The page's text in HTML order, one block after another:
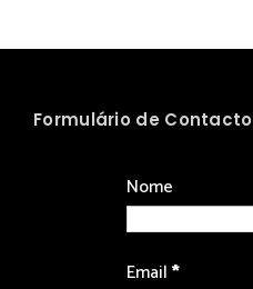
Formulário de Contacto
Nome
Email*